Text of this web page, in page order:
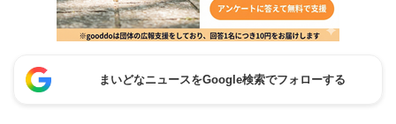
まいどなニュースをGoogle検索でフォローする